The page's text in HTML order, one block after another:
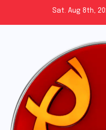
Sat. Aug 8th,